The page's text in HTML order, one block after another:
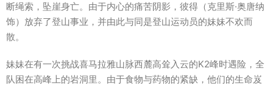
断绳索，坠崖身亡。由于内心的痛苦阴影，彼得（克里斯·奥唐纳
饰）放弃了登山事业，并由此与同是登山运动员的妹妹不欢而
散。
妹妹在有一次挑战喜马拉雅山脉西麓高耸入云的K2峰时遇险，全
队困在高峰上的岩洞里。由于食物与药物的紧缺，他们的生命岌